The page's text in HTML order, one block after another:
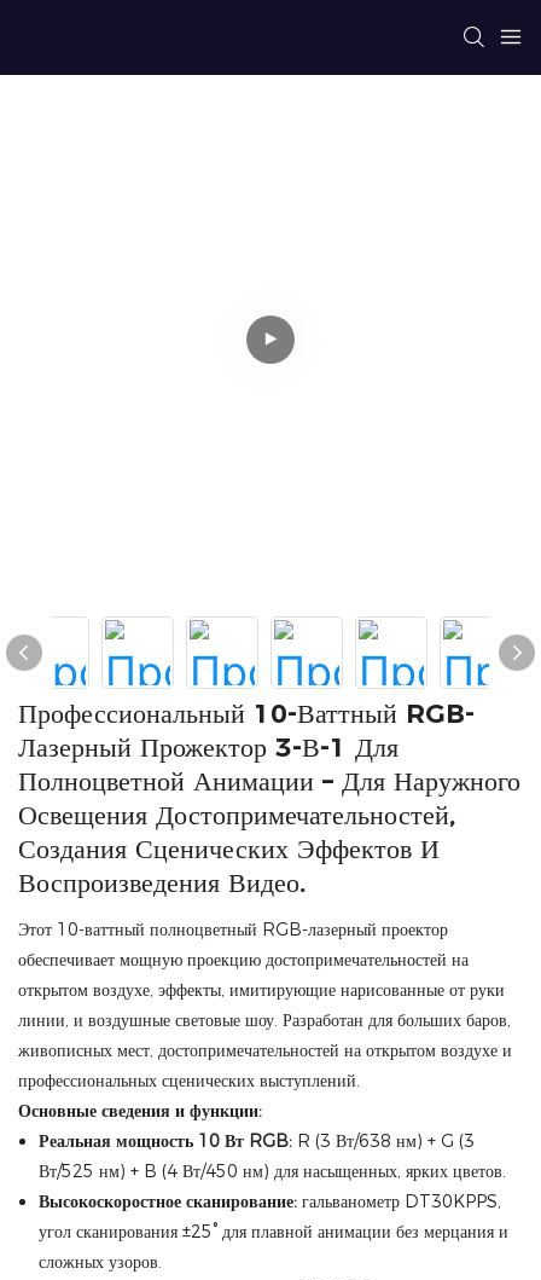
Профессиональный 10-Ваттный RGB-
Лазерный Прожектор 3-В-1 Для
Полноцветной Анимации – Для Наружного
Освещения Достопримечательностей,
Создания Сценических Эффектов И
Воспроизведения Видео.
Этот 10-ваттный полноцветный RGB-лазерный проектор
обеспечивает мощную проекцию достопримечательностей на
открытом воздухе, эффекты, имитирующие нарисованные от руки
линии, и воздушные световые шоу. Разработан для больших баров,
живописных мест, достопримечательностей на открытом воздухе и
профессиональных сценических выступлений.
Основные сведения и функции:
Реальная мощность 10 Вт RGB:R (3 Вт/638 нм) + G (3
Вт/525 нм) + B (4 Вт/450 нм) для насыщенных, ярких цветов.
Высокоскоростное сканирование:гальванометр DT30KPPS,
угол сканирования ±25° для плавной анимации без мерцания и
сложных узоров.